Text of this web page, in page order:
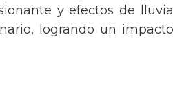
y efectos de lluvia
logrando un impacto